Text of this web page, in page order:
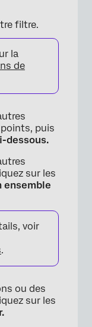
×
×
filtre.
la
de
puis
dessous.
sur les
ensemble
voir
.
ou des
sur les